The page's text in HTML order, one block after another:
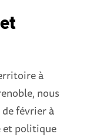
à
nous
février à
et politique